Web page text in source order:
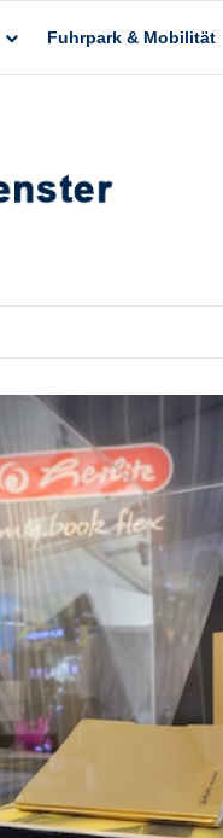
Fuhrpark & Mobilität